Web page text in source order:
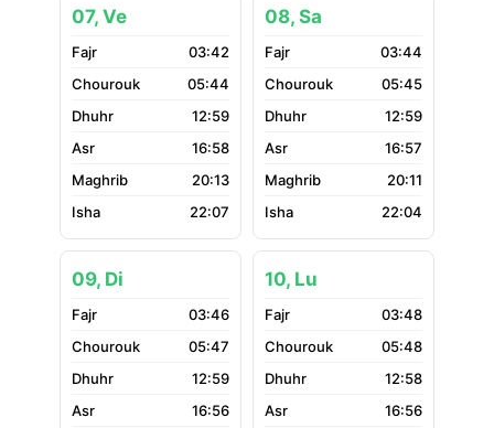
07, Ve
03:42
05:44
12:59
16:58
20:13
22:07
08, Sa
03:44
05:45
12:59
16:57
20:11
22:04
09, Di
03:46
05:47
12:59
16:56
10, Lu
03:48
05:48
12:58
16:56